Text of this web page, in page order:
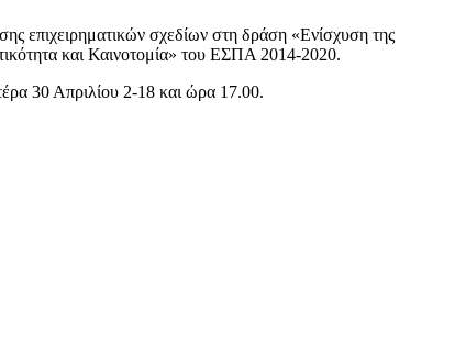
επιχειρηματικών σχεδίων στη δράση «Ενίσχυση της
και Καινοτομία» του ΕΣΠΑ 2014-2020.
30 Απριλίου 2-18 και ώρα 17.00.